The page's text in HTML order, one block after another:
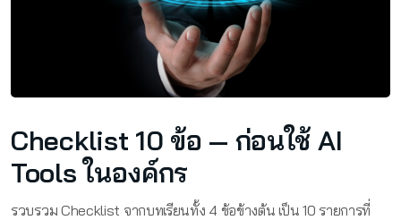
Checklist 10 ข้อ — ก่อนใช้ AI
Tools ในองค์กร
รวบรวม Checklist จากบทเรียนทั้ง 4 ข้อข้างต้น เป็น 10 รายการที่